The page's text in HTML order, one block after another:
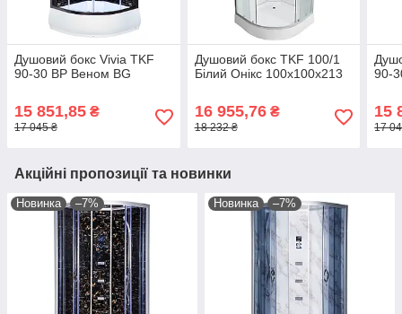
Душовий бокс Vivia TKF
90-30 BP Веном BG
15 851,85 ₴
17 045 ₴
Душовий бокс TKF 100/1
Білий Онікс 100x100x213
16 955,76₴
18 232 ₴
90-
15
17
Акційні пропозиції та новинки
Новинка –7% Новинка –7%